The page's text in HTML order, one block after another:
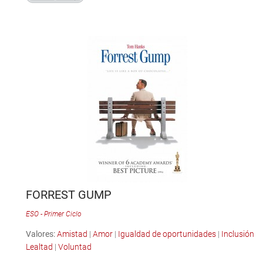
FORREST GUMP
ESO - Primer Ciclo
Valores:Amistad | Amor| Igualdad de oportunidades| Inclusión
Lealtad | Voluntad